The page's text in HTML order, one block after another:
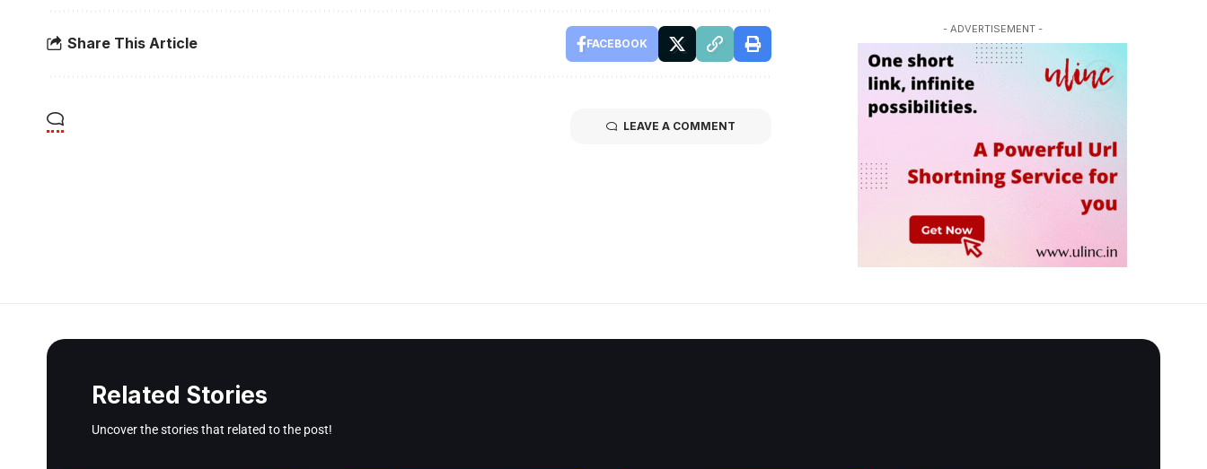
Share This Article FACEBOOK
LEAVE A COMMENT
- ADVERTISEMENT -
Related Stories
Uncover the stories that related to the post!